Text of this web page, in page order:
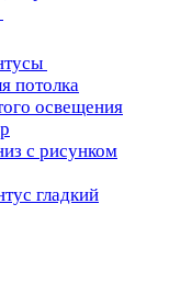
потолка
освещения
с рисунком
гладкий